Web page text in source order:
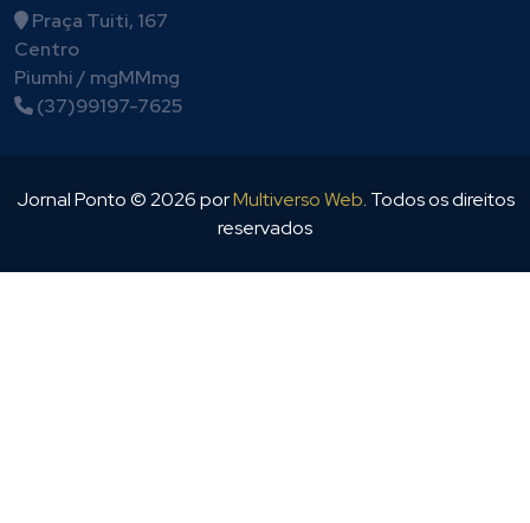
Praça Tuiti, 167
Centro
Piumhi / mgMMmg
(37)99197-7625
Jornal Ponto ©2026porMultiverso Web. Todos os direitos
reservados